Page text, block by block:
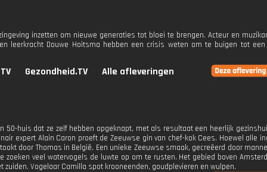
inzetten om nieuwe generaties tot bloei te brengen. Acteur en
leerkracht Douwe Hoitsma hebben een crisis weten om te buigen tot een
Gezondheid.TV Alle afleveringen
50-huis dat ze zelf hebben opgeknapt, met als resultaat een heerlijk
expert Alain Caron proeft de Zeeuwse gin van chef-kok Cees. Hoewel alle
door Thomas in België. Een unieke Zeeuwse smaak, gecreëerd door
zoeken veel watervogels de luwte op om te rusten. Het gebied boven
zuiden. Vogelaar Camilla spot krooneenden, goudplevieren en wulpen.